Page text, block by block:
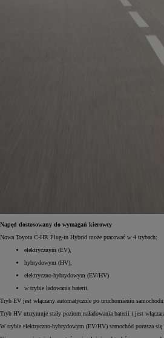
Napęd dostosowany do wymagań kierowcy
Nowa Toyota C-HR Plug-in Hybrid może pracować w 4 trybach:
elektrycznym (EV),
hybrydowym (HV),
elektryczno-hybrydowym (EV/HV)
w trybie ładowania baterii.
Tryb EV jest włączany automatycznie po uruchomieniu
Tryb HV utrzymuje stały poziom naładowania baterii i jest
W trybie elektryczno-hybrydowym (EV/HV) samochód porusza